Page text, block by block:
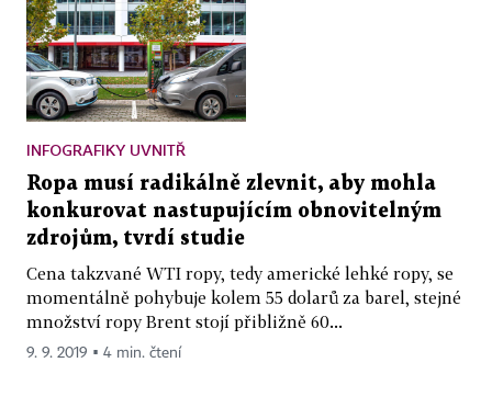
INFOGRAFIKY UVNITŘ
Ropa musí radikálně zlevnit, aby mohla
konkurovat nastupujícím obnovitelným
zdrojům, tvrdí studie
Cena takzvané WTI ropy, tedy americké lehké ropy, se
momentálně pohybuje kolem 55 dolarů za barel, stejné
množství ropy Brent stojí přibližně 60...
9. 9. 2019 ▪ 4 min. čtení